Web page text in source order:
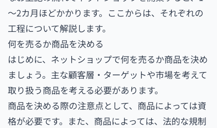
～2カ月ほどかかります。ここからは、それぞれの
工程について解説します。
何を売るか商品を決める
はじめに、ネットショップで何を売るか商品を決め
ましょう。主な顧客層・ターゲットや市場を考えて
取り扱う商品を考える必要があります。
商品を決める際の注意点として、商品によっては資
格が必要です。また、商品によっては、法的な規制